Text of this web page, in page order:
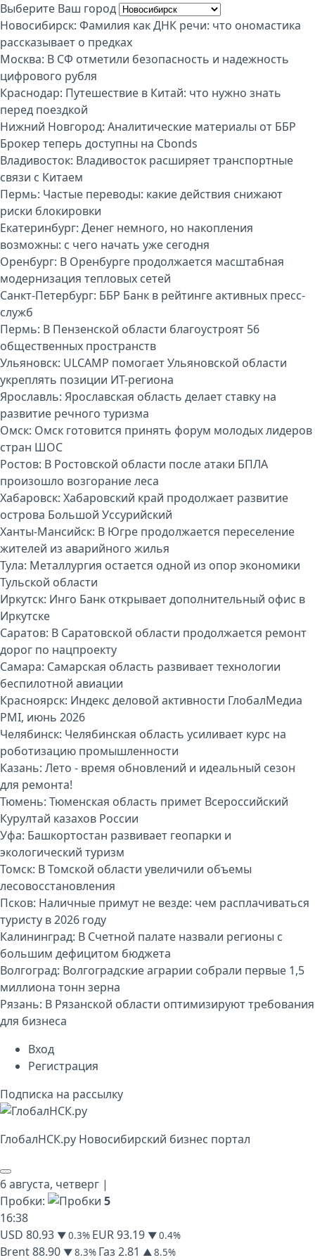
Выберите Ваш город
Новосибирск: Фамилия как ДНК речи: что ономастика
рассказывает о предках
Москва: В СФ отметили безопасность и надежность
цифрового рубля
Краснодар: Путешествие в Китай: что нужно знать
перед поездкой
Нижний Новгород: Аналитические материалы от ББР
Брокер теперь доступны на Cbonds
Владивосток: Владивосток расширяет транспортные
связи с Китаем
Пермь: Частые переводы: какие действия снижают
риски блокировки
Екатеринбург: Денег немного, но накопления
возможны: с чего начать уже сегодня
Оренбург: В Оренбурге продолжается масштабная
модернизация тепловых сетей
Санкт-Петербург: ББР Банк в рейтинге активных пресс-
служб
Пермь: В Пензенской области благоустроят 56
общественных пространств
Ульяновск: ULCAMP помогает Ульяновской области
укреплять позиции ИТ-региона
Ярославль: Ярославская область делает ставку на
развитие речного туризма
Омск: Омск готовится принять форум молодых лидеров
стран ШОС
Ростов: В Ростовской области после атаки БПЛА
произошло возгорание леса
Хабаровск: Хабаровский край продолжает развитие
острова Большой Уссурийский
Ханты-Мансийск: В Югре продолжается переселение
жителей из аварийного жилья
Тула: Металлургия остается одной из опор экономики
Тульской области
Иркутск: Инго Банк открывает дополнительный офис в
Иркутске
Саратов: В Саратовской области продолжается ремонт
дорог по нацпроекту
Самара: Самарская область развивает технологии
беспилотной авиации
Красноярск: Индекс деловой активности ГлобалМедиа
PMI, июнь 2026
Челябинск: Челябинская область усиливает курс на
роботизацию промышленности
Казань: Лето - время обновлений и идеальный сезон
для ремонта!
Тюмень: Тюменская область примет Всероссийский
Курултай казахов России
Уфа: Башкортостан развивает геопарки и
экологический туризм
Томск: В Томской области увеличили объемы
лесовосстановления
Псков: Наличные примут не везде: чем расплачиваться
туристу в 2026 году
Калининград: В Счетной палате назвали регионы с
большим дефицитом бюджета
Волгоград: Волгоградские аграрии собрали первые 1,5
миллиона тонн зерна
Рязань: В Рязанской области оптимизируют требования
для бизнеса
Вход
Регистрация
Подписка на рассылку
ГлобалНСК.py Новосибирский бизнес портал
6 августа, четверг |
Пробки:
5
16:38
USD 80.93 ▼ 0.3% EUR93.19 ▼ 0.4%
Brent88.90 ▼ 8.3% Газ 2.81 ▲ 8.5%